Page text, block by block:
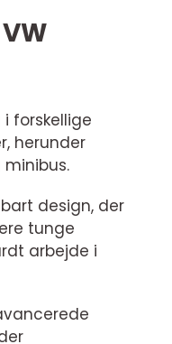
forskellige
herunder
design, der
tunge
arbejde i